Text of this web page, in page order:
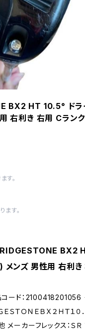
BX2 HT 10.5° ド
右利き 右用 Cラン
す。
す。
BX2
メンズ 男性用 右利
コード：2100418201056
ＳＴＯＮＥＢＸ２ＨＴ１
ーカーフレックス：ＳＲ